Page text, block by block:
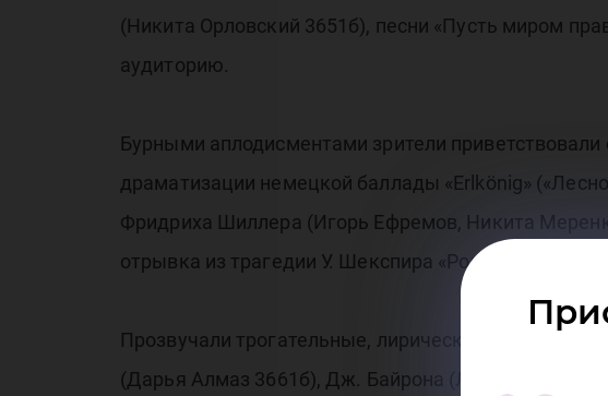
(Никита Орловский 3651б), песни «Пусть миром
аудиторию.
Бурными аплодисментами зрители
драматизации немецкой баллады «Erlkönig»
Фридриха Шиллера (Игорь Ефремов, Никита
отрывка из трагедии У. Шекспира «Ромео и
Прозвучали трогательные, лирические
(Дарья Алмаз 3661б), Дж. Байрона (Лилия Якупова,